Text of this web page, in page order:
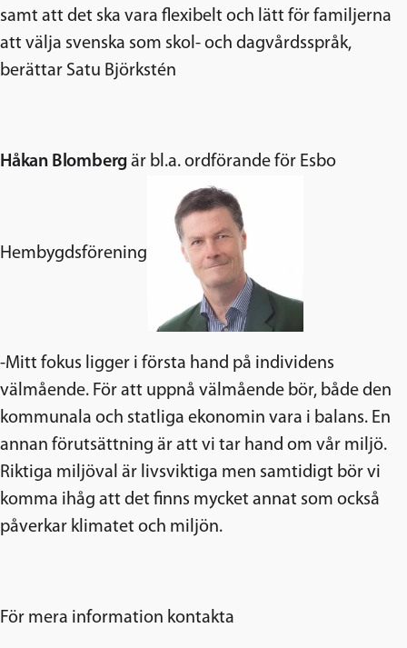
samt att det ska vara flexibelt och lätt för familjerna
att välja svenska som skol- och dagvårdsspråk,
berättar Satu Björkstén
Håkan Blomberg är bl.a. ordförande för Esbo
Hembygdsförening
-Mitt fokus ligger i första hand på individens
välmående. För att uppnå välmående bör, både den
kommunala och statliga ekonomin vara i balans. En
annan förutsättning är att vi tar hand om vår miljö.
Riktiga miljöval är livsviktiga men samtidigt bör vi
komma ihåg att det finns mycket annat som också
påverkar klimatet och miljön.
För mera information kontakta